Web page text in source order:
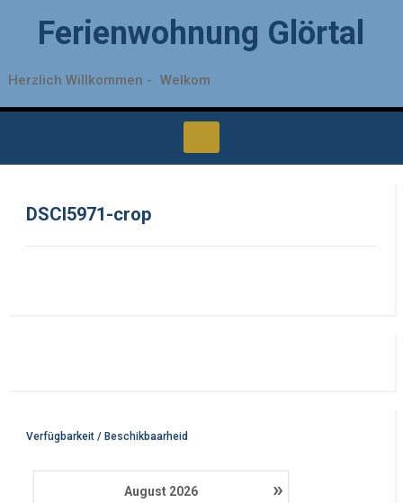
Ferienwohnung Glörtal
Herzlich Willkommen - Welkom
DSCI5971-crop
Verfügbarkeit / Beschikbaarheid
»
August 2026